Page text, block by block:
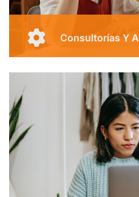
negocios
Kairos Soluciones
Consultorías Y
Gestión de PMO,
Proyectos.
Gestión de Calidad.
Planificación
Modelos de
Optimización de
Kairos Soluciones